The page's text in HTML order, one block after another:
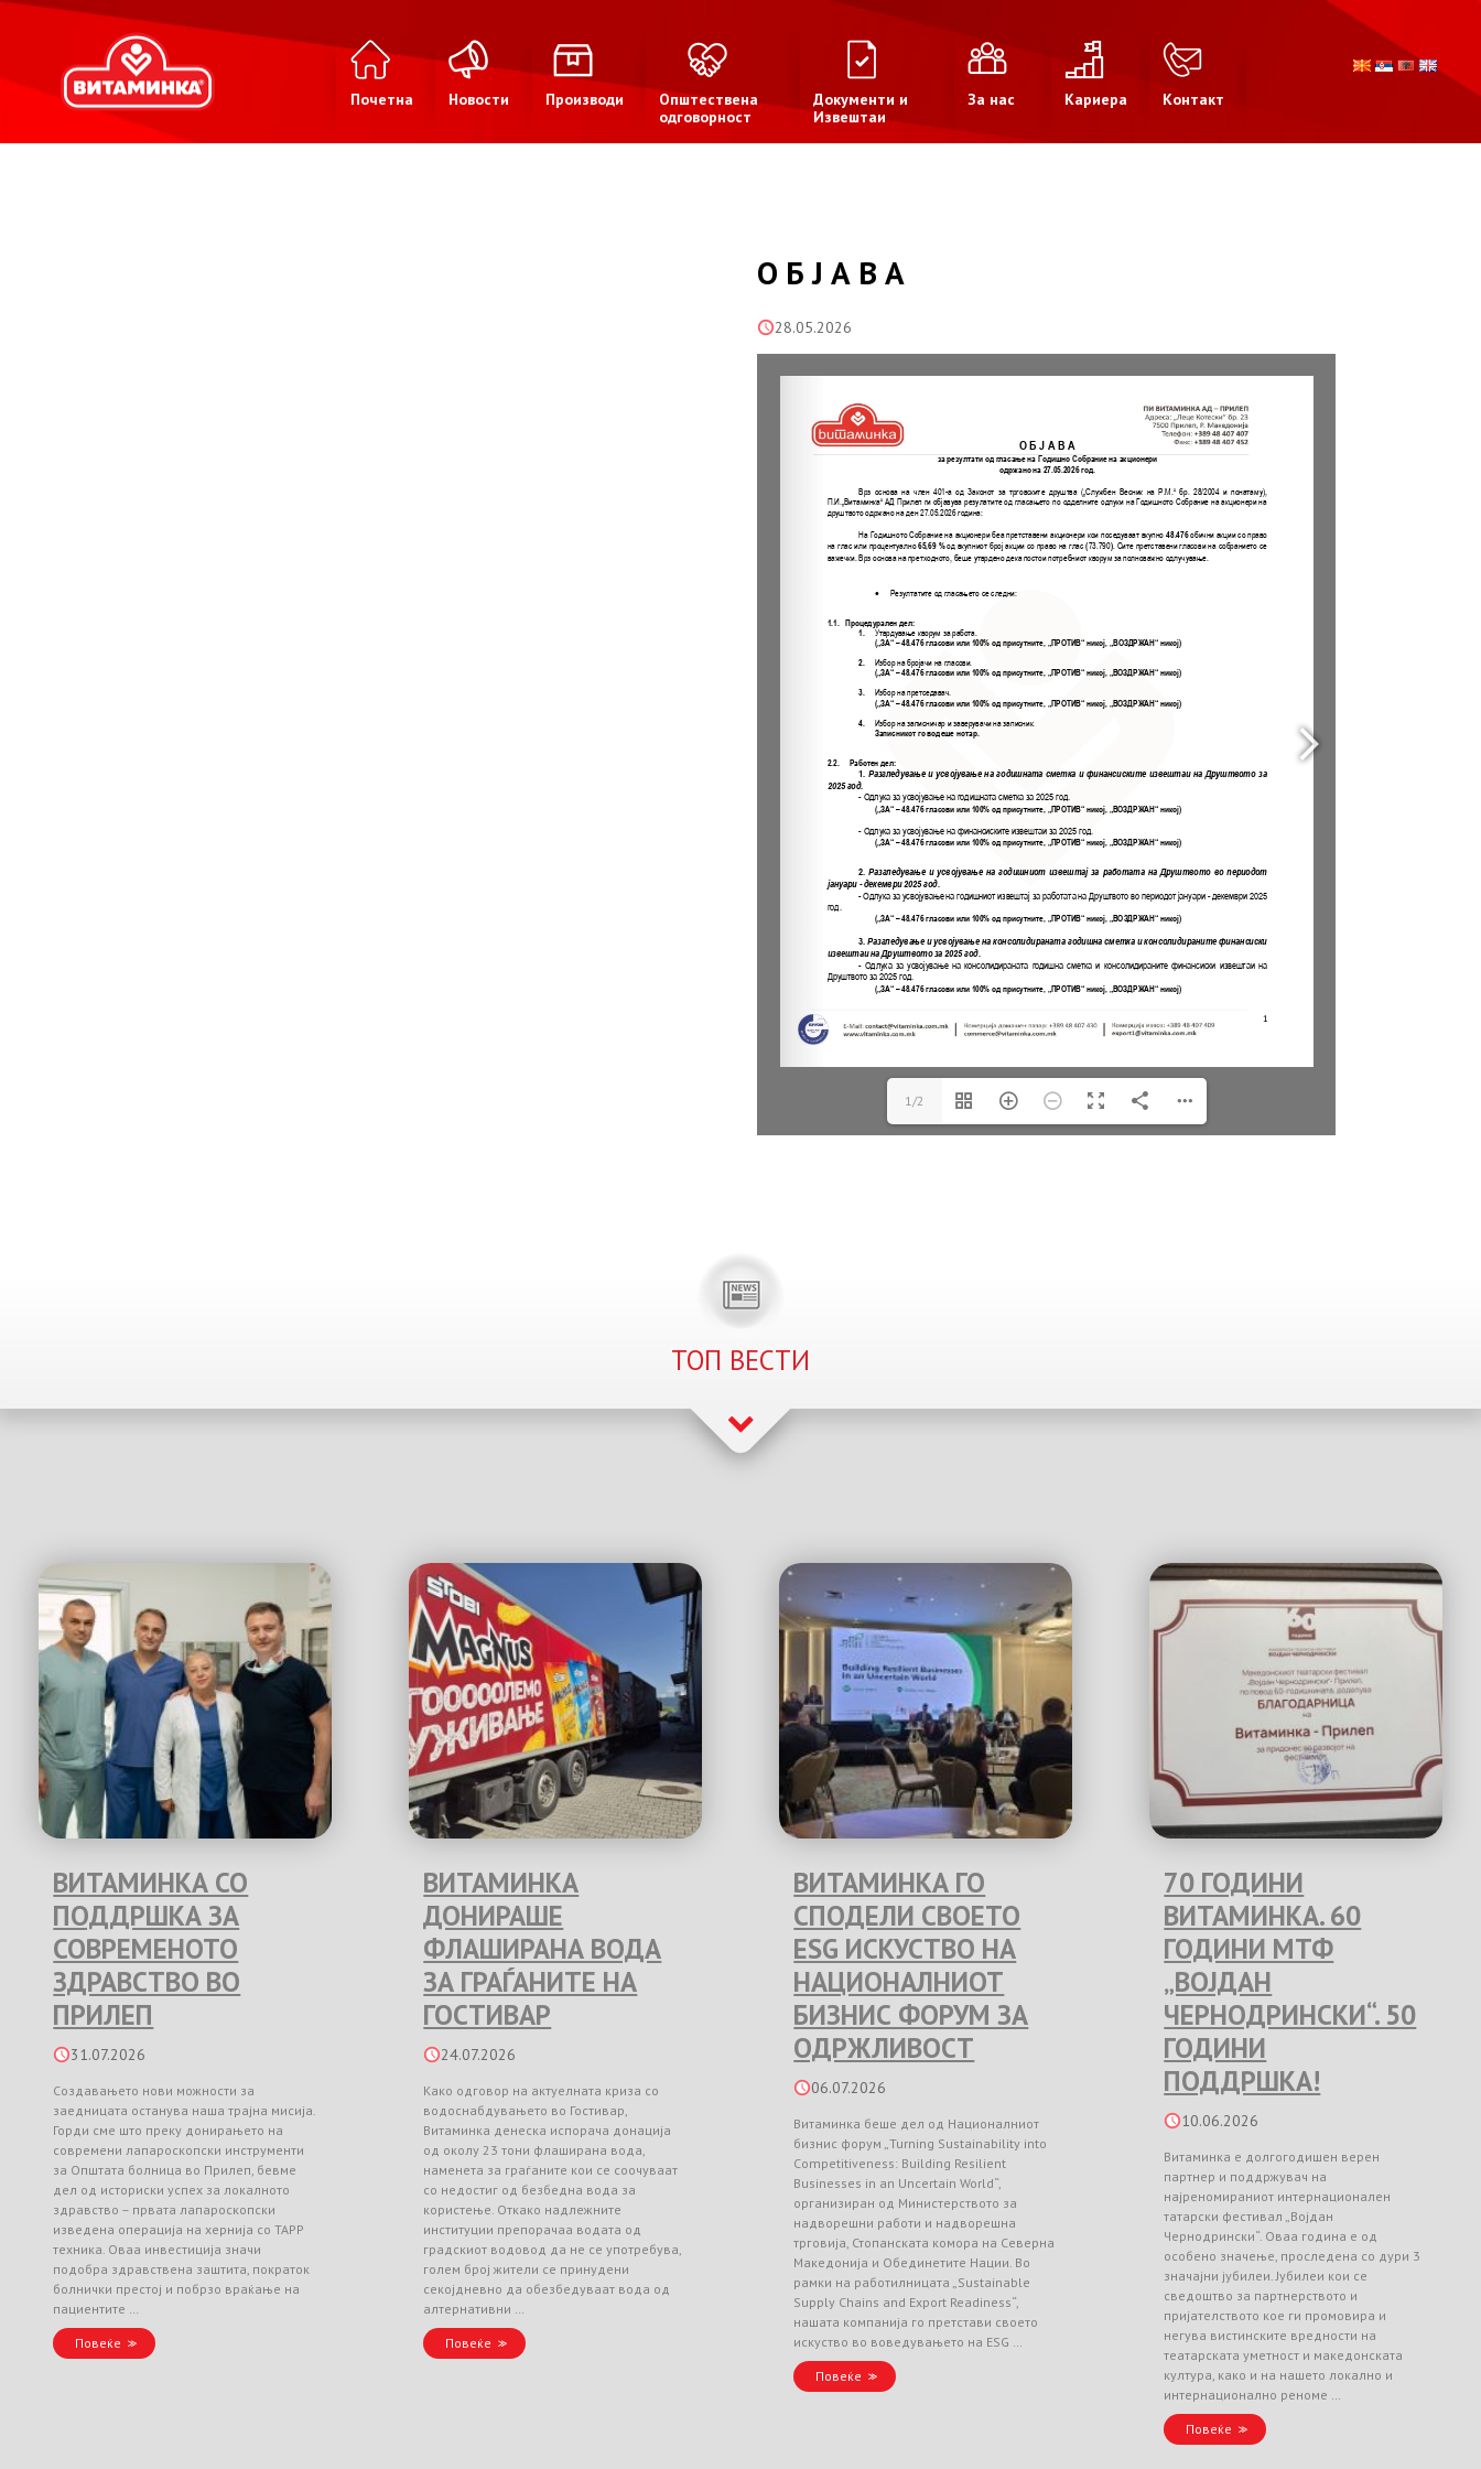
Почетна Новости Производи
Општествена
одговорност
Документи и
Извештаи
За нас Кариера Контакт
О Б Ј А В А
28.05.2026
1/2
ТОП ВЕСТИ
ВИТАМИНКА СО
ПОДДРШКА ЗА
СОВРЕМЕНОТО
ЗДРАВСТВО ВО
ПРИЛЕП
31.07.2026
Создавањето нови можности за
заедницата останува наша трајна мисија.
Горди сме што преку донирањето на
современи лапароскопски инструменти
за Општата болница во Прилеп, бевме
дел од историски успех за локалното
здравство – првата лапароскопски
изведена операција на хернија со TAPP
техника. Оваа инвестиција значи
подобра здравствена заштита, пократок
болнички престој и побрзо враќање на
пациентите …
Повеќе
ВИТАМИНКА
ДОНИРАШЕ
ФЛАШИРАНА ВОДА
ЗА ГРАЃАНИТЕ НА
ГОСТИВАР
24.07.2026
Како одговор на актуелната криза со
водоснабдувањето во Гостивар,
Витаминка денеска испорача донација
од околу 23 тони флаширана вода,
наменета за граѓаните кои се соочуваат
со недостиг од безбедна вода за
користење. Откако надлежните
институции препорачаа водата од
градскиот водовод да не се употребува,
голем број жители се принудени
секојдневно да обезбедуваат вода од
алтернативни …
Повеќе
ВИТАМИНКА ГО
СПОДЕЛИ СВОЕТО
ESG ИСКУСТВО НА
НАЦИОНАЛНИОТ
БИЗНИС ФОРУМ ЗА
ОДРЖЛИВОСТ
06.07.2026
Витаминка беше дел од Националниот
бизнис форум „Turning Sustainability into
Competitiveness: Building Resilient
Businesses in an Uncertain World“,
организиран од Министерството за
надворешни работи и надворешна
трговија, Стопанската комора на Северна
Македонија и Обединетите Нации. Во
рамки на работилницата „Sustainable
Supply Chains and Export Readiness“,
нашата компанија го претстави своето
искуство во воведувањето на ESG …
Повеќе
70 ГОДИНИ
ВИТАМИНКА. 60
ГОДИНИ МТФ
„ВОЈДАН
ЧЕРНОДРИНСКИ“. 50
ГОДИНИ
ПОДДРШКА!
10.06.2026
Витаминка е долгогодишен верен
партнер и поддржувач на
најреномираниот интернационален
татарски фестивал „Војдан
Чернодрински“. Оваа година е од
особено значење, проследена со дури 3
значајни јубилеи. Јубилеи кои се
сведоштво за партнерството и
пријателството кое ги промовира и
негува вистинските вредности на
театарската уметност и македонската
култура, како и на нашето локално и
интернационално реноме …
Повеќе